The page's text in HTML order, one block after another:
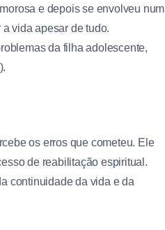
e depois se envolveu num
vida apesar de tudo.
da filha adolescente,
).
os erros que cometeu. Ele
de reabilitação espiritual.
continuidade da vida e da